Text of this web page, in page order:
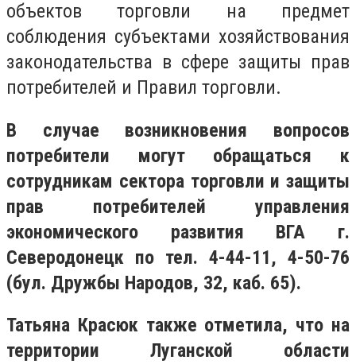
объектов торговли на предмет
соблюдения субъектами хозяйствования
законодательства в сфере защиты прав
потребителей и Правил торговли.
В случае возникновения вопросов
потребители могут обращаться к
сотрудникам сектора торговли и защиты
прав потребителей управления
экономического развития ВГА г.
Северодонецк по тел. 4-44-11, 4-50-76
(бул. Дружбы Народов, 32, каб. 65).
Татьяна Красюк также отметила, что на
территории Луганской области